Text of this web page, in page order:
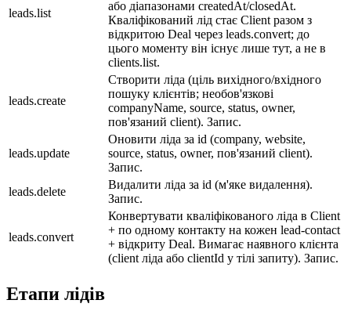
leads.list
або діапазонами createdAt/closedAt.
Кваліфікований лід стає Client разом з
відкритою Deal через leads.convert; до
цього моменту він існує лише тут, а не в
clients.list.
leads.create
Створити ліда (ціль вихідного/вхідного
пошуку клієнтів; необов'язкові
companyName, source, status, owner,
пов'язаний client). Запис.
leads.update
Оновити ліда за id (company, website,
source, status, owner, пов'язаний client).
Запис.
leads.delete
Видалити ліда за id (м'яке видалення).
Запис.
leads.convert
Конвертувати кваліфікованого ліда в Client
+ по одному контакту на кожен lead-contact
+ відкриту Deal. Вимагає наявного клієнта
(client ліда або clientId у тілі запиту). Запис.
Етапи лідів